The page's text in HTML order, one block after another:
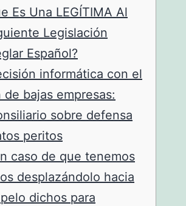
Es Una LEGÍTIMA Al
Legislación
Español?
informática con el
de bajas empresas:
sobre defensa
peritos
caso de que tenemos
desplazándolo hacia
dichos para